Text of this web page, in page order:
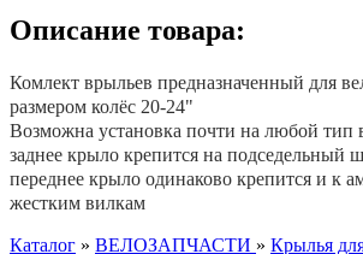
Описание товара:
Комлект врыльев предназначенный для
размером колёс 20-24"
Возможна установка почти на любой тип
заднее крыло крепится на подседельный
переднее крыло одинаково крепится и к
жестким вилкам
Каталог » ВЕЛОЗАПЧАСТИ » Крылья